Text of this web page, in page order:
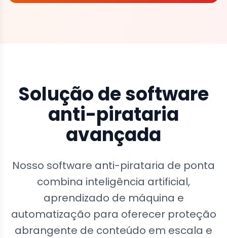
Solução de software
anti-pirataria
avançada
Nosso software anti-pirataria de ponta
combina inteligência artificial,
aprendizado de máquina e
automatização para oferecer proteção
abrangente de conteúdo em escala e